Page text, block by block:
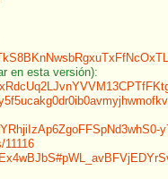
en esta versión):